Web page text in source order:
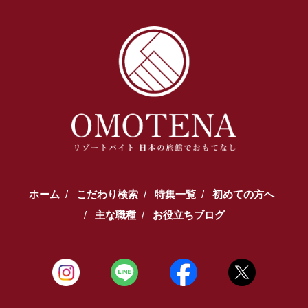
ホーム こだわり検索 特集一覧
初めての方へ
主な職種
お役立ちブログ